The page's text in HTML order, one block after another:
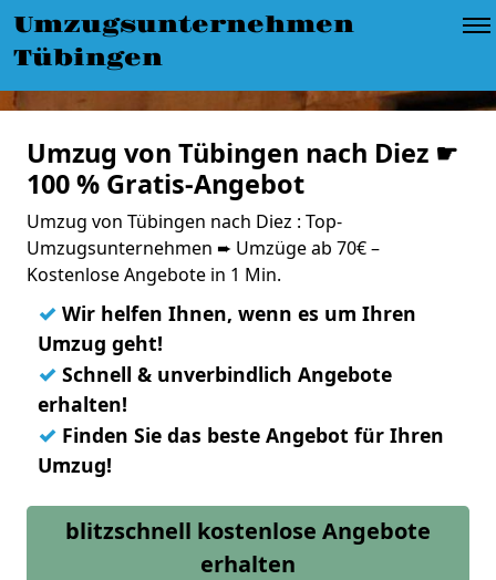
Umzugsunternehmen
Tübingen
Umzug von Tübingen nach Diez ☛
100 % Gratis-Angebot
Umzug von Tübingen nach Diez : Top-
Umzugsunternehmen ➨ Umzüge ab 70€ –
Kostenlose Angebote in 1 Min.
✓ Wir helfen Ihnen, wenn es um Ihren
Umzug geht!
✓ Schnell & unverbindlich Angebote
erhalten!
✓ Finden Sie das beste Angebot für Ihren
Umzug!
blitzschnell kostenlose Angebote
erhalten